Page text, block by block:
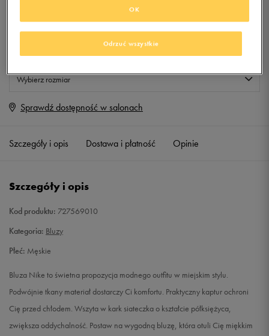
Produkt niedostępny
Jeśli artykuł będzie ponownie dostępny, otrzymasz od nas powiadomienie.
Wybierz rozmiar
M Powiadom o dostępności
L Powiadom o dostępności
XXL
Sprawdź dostępność w salonach
Szczegóły i opis Dostawa i płatność Opinie
Szczegóły i opis
Kod produktu: 727569010
Kategoria: Bluzy
Płeć: Męskie
Bluza Nike to świetna propozycja modnego outfitu w miejskim stylu.
Podwójnie tkany materiał dostarczy Ci komfortu. Praktyczny kaptur ochroni
Cię przed chłodem. Wszyta w kark siateczka o kształcie półksiężyca,
zwiększa oddychalność. Postaw na wygodną bluzę, która otuli Cię miękkim
Odrzuć wszystkie
OK